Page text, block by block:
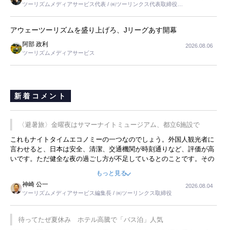
ツーリズムメディアサービス代表 / ㈱ツーリンクス代表取締役社
アウェーツーリズムを盛り上げろ、Jリーグあす開幕
阿部 政利
ツーリズムメディアサービス
2026.08.06
新着コメント
〈避暑旅〉金曜夜はサマーナイトミュージアム、都立6施設で
これもナイトタイムエコノミーの一つなのでしょう。外国人観光者に
言わせると、日本は安全、清潔、交通機関が時刻通りなど、評価が高
いです。ただ健全な夜の過ごし方が不足しているとのことです。その
ような意味で、金曜夜にこのようなイベントが行われれば、日本人に
限らず外国人にとっても楽しみが増えるでしょうね。
もっと見る
神崎 公一
ツーリズムメディアサービス編集長 / ㈱ツーリンクス取締役
2026.08.04
待ってたぜ夏休み ホテル高騰で「バス泊」人気